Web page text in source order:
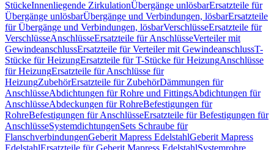
StückeInnenliegende ZirkulationÜbergänge unlösbarErsatzteile für
Übergänge unlösbarÜbergänge und Verbindungen, lösbarErsatzteile
für Übergänge und Verbindungen, lösbarVerschlüsseErsatzteile für
VerschlüsseAnschlüsseErsatzteile für AnschlüsseVerteiler mit
GewindeanschlussErsatzteile für Verteiler mit GewindeanschlussT-
Stücke für HeizungErsatzteile für T-Stücke für HeizungAnschlüsse
für HeizungErsatzteile für Anschlüsse für
HeizungZubehörErsatzteile für ZubehörDämmungen für
AnschlüsseAbdichtungen für Rohre und FittingsAbdichtungen für
AnschlüsseAbdeckungen für RohreBefestigungen für
RohreBefestigungen für AnschlüsseErsatzteile für Befestigungen für
AnschlüsseSystemdichtungenSets Schraube für
FlanschverbindungenGeberit Mapress EdelstahlGeberit Mapress
EdelstahlErsatzteile für Geberit Mapress EdelstahlSystemrohre